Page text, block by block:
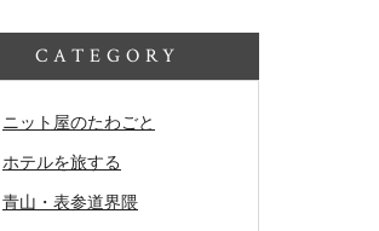
CATEGORY
ニット屋のたわごと
ホテルを旅する
青山・表参道界隈